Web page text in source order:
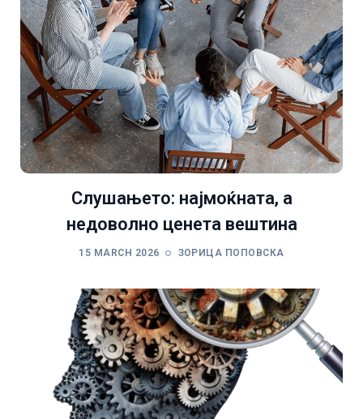
Слушањето: најмоќната, а
недоволно ценета вештина
15 MARCH 2026 ЗОРИЦА ПОПОВСКА